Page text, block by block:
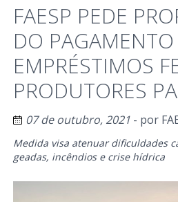
FAESP PEDE
DO PAGAMENTO
EMPRÉSTIMOS
PRODUTORES
07 de outubro, 2021- por
Medida visa atenuar dificuldades
geadas, incêndios e crise hídrica